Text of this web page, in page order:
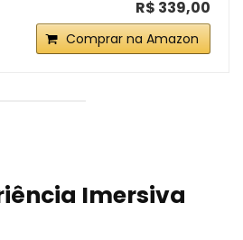
R$ 339,00
Comprar na Amazon
Imersiva